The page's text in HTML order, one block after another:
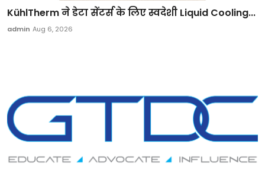
KühlTherm ने डेटा सेंटर्स के लिए स्वदेशी Liquid Cooling...
admin Aug 6, 2026